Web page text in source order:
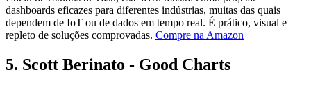
dashboards eficazes para diferentes indústrias, muitas das quais
dependem de IoT ou de dados em tempo real. É prático, visual e
repleto de soluções comprovadas. Compre na Amazon
5. Scott Berinato - Good Charts